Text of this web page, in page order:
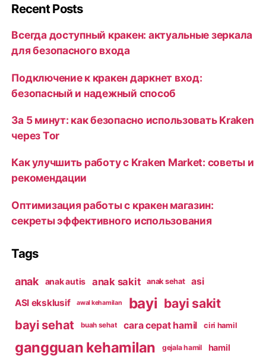
Recent Posts
Всегда доступный кракен: актуальные зеркала
для безопасного входа
Подключение к кракен даркнет вход:
безопасный и надежный способ
За 5 минут: как безопасно использовать Kraken
через Tor
Как улучшить работу с Kraken Market: советы и
рекомендации
Оптимизация работы с кракен магазин:
секреты эффективного использования
Tags
anak anak autis anak sakit anak sehat
asi
ASI eksklusif
awal kehamilan bayi bayi sakit
bayi sehat buah sehat cara cepat hamil ciri hamil
gangguan kehamilan gejala hamil hamil